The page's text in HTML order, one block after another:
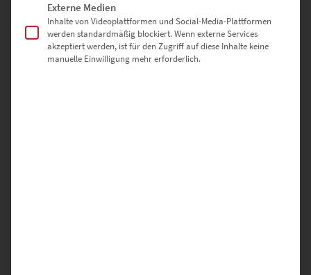
Externe Medien
Inhalte von Videoplattformen und Social-Media-Plattformen
werden standardmäßig blockiert. Wenn externe Services
akzeptiert werden, ist für den Zugriff auf diese Inhalte keine
manuelle Einwilligung mehr erforderlich.